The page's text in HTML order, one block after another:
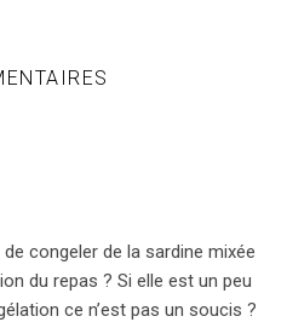
congeler de la sardine mixée
du repas ? Si elle est un peu
ce n’est pas un soucis ?